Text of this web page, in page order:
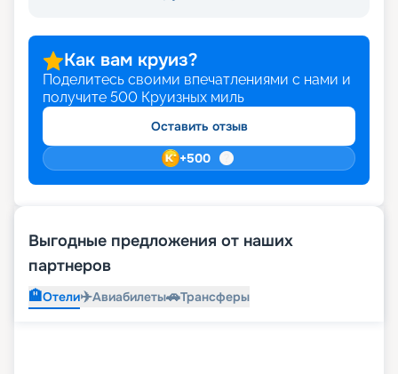
Как вам круиз?
Поделитесь своими впечатлениями с нами и
получите 500 Круизных миль
Оставить отзыв
+500
Выгодные предложения от наших
партнеров
🏨Отели✈️Авиабилеты🚗Трансферы